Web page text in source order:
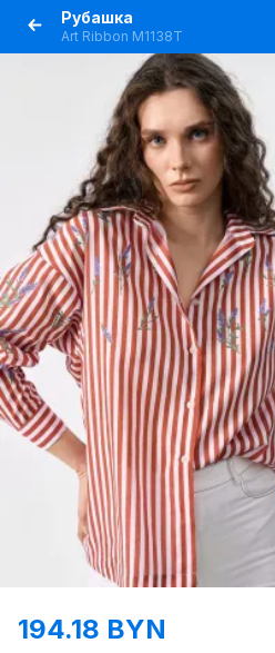
Рубашка
Art Ribbon М1138Т
194.18 BYN